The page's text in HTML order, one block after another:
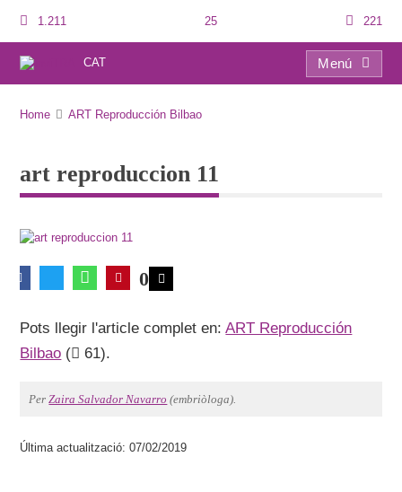
1.211 25 221
CAT
Menú
Home ART Reproducción Bilbao
art reproduccion 11
0
Pots llegir l'article complet en:ART Reproducción
Bilbao ( 61).
PerZaira Salvador Navarro (embriòloga).
Última actualització: 07/02/2019